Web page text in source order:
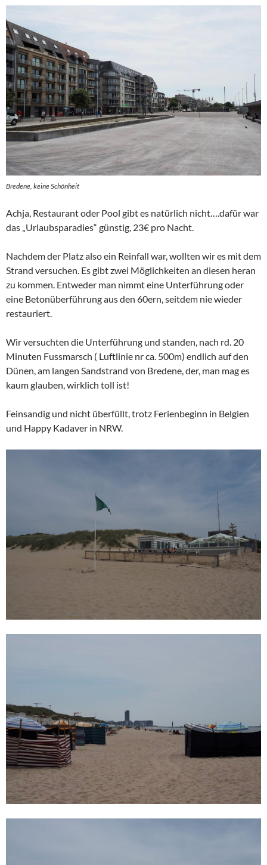
Bredene, keine Schönheit
Achja, Restaurant oder Pool gibt es natürlich nicht….dafür war
das „Urlaubsparadies“ günstig, 23€ pro Nacht.
Nachdem der Platz also ein Reinfall war, wollten wir es mit dem
Strand versuchen. Es gibt zwei Möglichkeiten an diesen heran
zu kommen. Entweder man nimmt eine Unterführung oder
eine Betonüberführung aus den 60ern, seitdem nie wieder
restauriert.
Wir versuchten die Unterführung und standen, nach rd. 20
Minuten Fussmarsch ( Luftlinie nr ca. 500m) endlich auf den
Dünen, am langen Sandstrand von Bredene, der, man mag es
kaum glauben, wirklich toll ist!
Feinsandig und nicht überfüllt, trotz Ferienbeginn in Belgien
und Happy Kadaver in NRW.